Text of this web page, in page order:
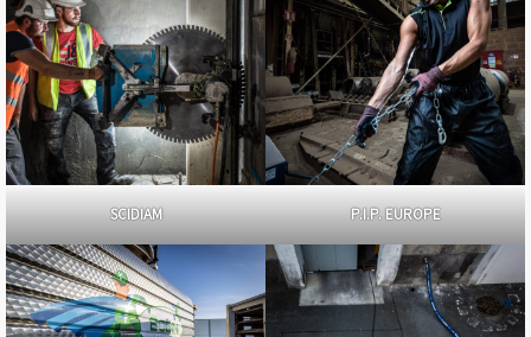
SCIDIAM P.I.P. EUROPE